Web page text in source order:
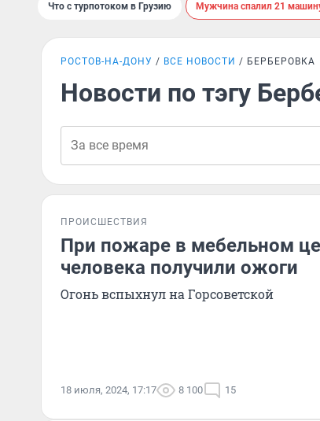
Что с турпотоком в Грузию Мужчина спалил 21
РОСТОВ-НА-ДОНУ ВСЕ НОВОСТИ БЕРБЕРОВКА
Новости по тэгу
ПРОИСШЕСТВИЯ
При пожаре в мебельном
человека получили ожоги
Огонь вспыхнул на Горсоветской
18 июля, 2024, 17:17 8 100 15